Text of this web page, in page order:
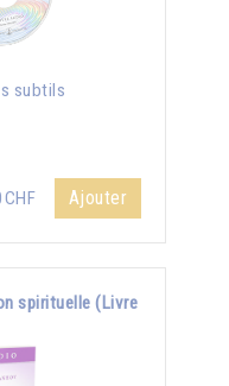
subtils
Ajouter
spirituelle (Livre